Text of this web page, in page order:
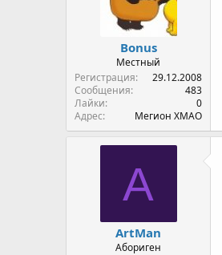
Bonus
Местный
Регистрация
29.12.2008
Сообщения
483
Лайки
0
Адрес
Мегион ХМАО
A
ArtMan
Абориген